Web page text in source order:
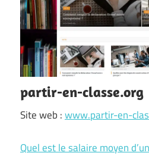
partir-en-classe.org
Site web :www.partir-en-
Quel est le salaire moyen